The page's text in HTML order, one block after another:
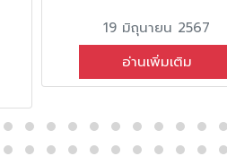
19 มิถุนายน 2567
อ่านเพิ่มเติม